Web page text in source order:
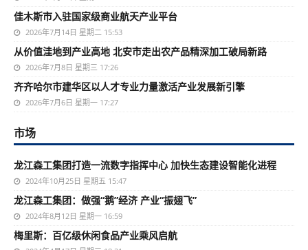
佳木斯市入驻国家级商业航天产业平台
2026年7月14日 星期二 15:53
从价值洼地到产业高地 北安市走出农产品精深加工破局新路
2026年7月8日 星期三 17:26
齐齐哈尔市建华区以人才专业力量激活产业发展新引擎
2026年7月6日 星期一 17:27
市场
龙江森工集团打造一流数字指挥中心 加快生态建设智能化进程
2024年10月25日 星期五 15:47
龙江森工集团：做强“鹅”经济 产业“振翅飞”
2024年8月12日 星期一 16:59
梅里斯：百亿级休闲食品产业乘风启航